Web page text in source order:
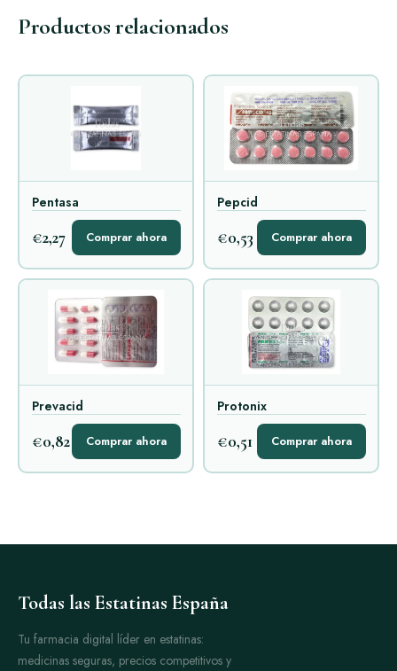
Productos relacionados
Pentasa
€2,27 Comprar ahora
Pepcid
€0,53 Comprar ahora
Prevacid
€0,82 Comprar ahora
Protonix
€0,51 Comprar ahora
Todas las Estatinas España
Tu farmacia digital líder en estatinas:
medicinas seguras, precios competitivos y